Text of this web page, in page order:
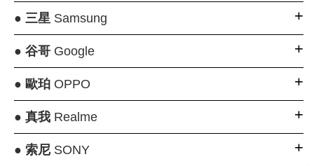
● 三星Samsung
● 谷哥Google
● 歐珀OPPO
● 真我Realme
● 索尼SONY